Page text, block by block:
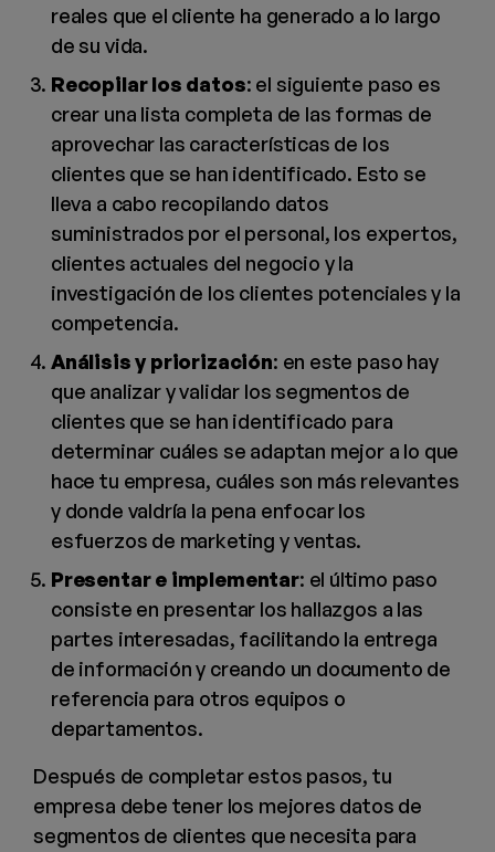
reales que el cliente ha generado a lo largo
de su vida.
Recopilar los datos: el siguiente paso es
crear una lista completa de las formas de
aprovechar las características de los
clientes que se han identificado. Esto se
lleva a cabo recopilando datos
suministrados por el personal, los expertos,
clientes actuales del negocio y la
investigación de los clientes potenciales y la
competencia.
Análisis y priorización: en este paso hay
que analizar y validar los segmentos de
clientes que se han identificado para
determinar cuáles se adaptan mejor a lo que
hace tu empresa, cuáles son más relevantes
y donde valdría la pena enfocar los
esfuerzos de marketing y ventas.
Presentar e implementar: el último paso
consiste en presentar los hallazgos a las
partes interesadas, facilitando la entrega
de información y creando un documento de
referencia para otros equipos o
departamentos.
Después de completar estos pasos, tu
empresa debe tener los mejores datos de
segmentos de clientes que necesita para